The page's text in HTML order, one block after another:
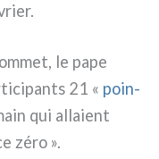
le pape
21 « poin­
qui alla­ient
zéro ».